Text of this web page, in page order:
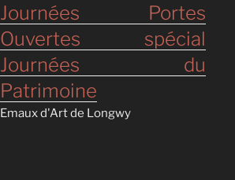
Journées Portes
Ouvertes spécial
Journées du
Patrimoine
Emaux d'Art de Longwy